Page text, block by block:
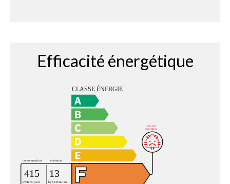
Efficacité énergétique